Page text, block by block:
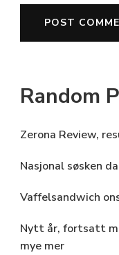
Random
Zerona Review,
Nasjonal søsken
Vaffelsandwich
Nytt år, fortsatt
mye mer